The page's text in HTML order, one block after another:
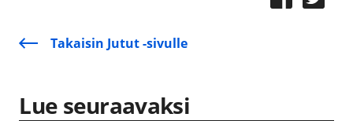
Takaisin Jutut -sivulle
Lue seuraavaksi